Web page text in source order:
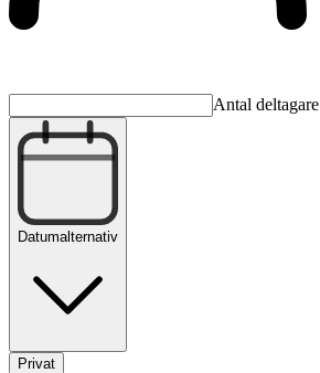
Antal deltagare
Datumalternativ
Privat